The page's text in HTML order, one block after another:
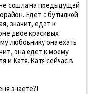
сошла на предыдущей
Едет с бутылкой
значит, едет к
двое красивых
любовнику она ехать
она едет к моему
Катя. Катя сейчас в
знаете?!